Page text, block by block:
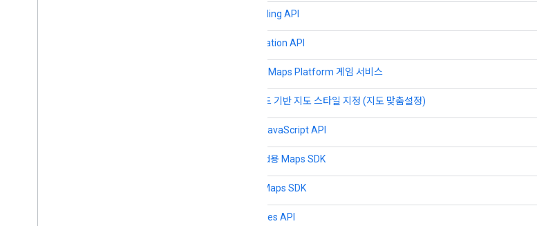
Geocoding API
Geolocation API
Google Maps Platform 게임 서비스
클라우드 기반 지도 스타일 지정 (지도 맞춤설정)
Maps JavaScript API
Android용 Maps SDK
iOS용 Maps SDK
Map Tiles API